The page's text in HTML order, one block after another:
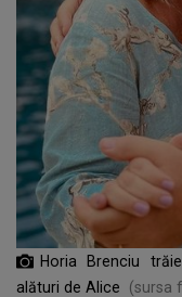
Horia Brenciu
alături de Alice
(sursa